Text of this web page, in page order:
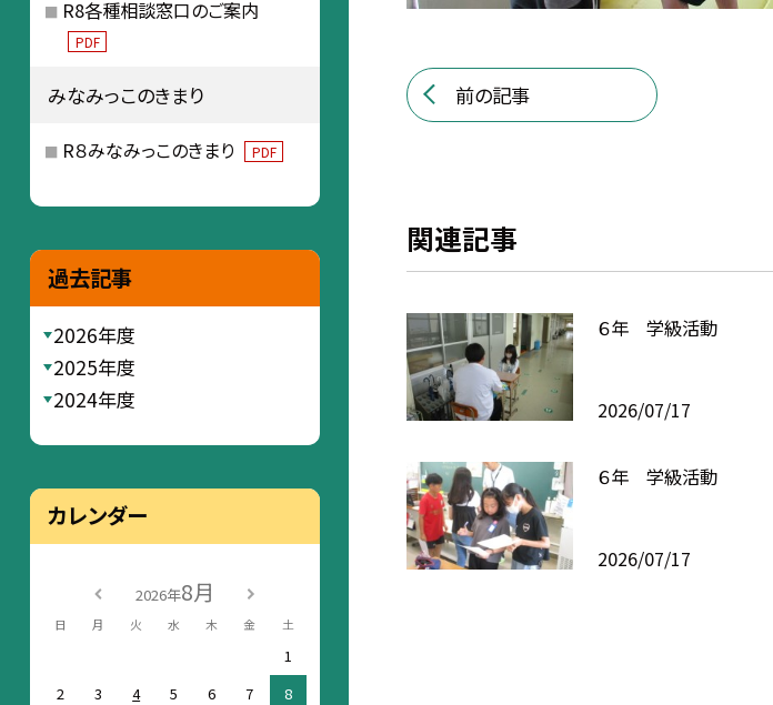
前の記事
関連記事
６年 学級活動
2026/07/17
６年 学級活動
2026/07/17
R8各種相談窓口のご案内
PDF
みなみっこのきまり
R８みなみっこのきまり PDF
過去記事
2026年度
2025年度
2024年度
カレンダー
2026年8月
日 月 火 水 木 金 土
1
2
3 4 5 6 7
8